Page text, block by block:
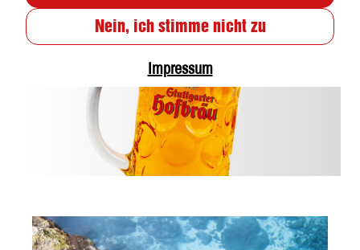
Nein, ich stimme nicht zu
Impressum